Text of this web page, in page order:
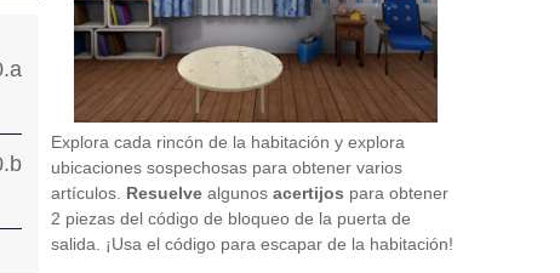
Explora cada rincón de la habitación y explora
ubicaciones sospechosas para obtener varios
artículos. Resuelve algunos acertijos para obtener
2 piezas del código de bloqueo de la puerta de
salida. ¡Usa el código para escapar de la habitación!